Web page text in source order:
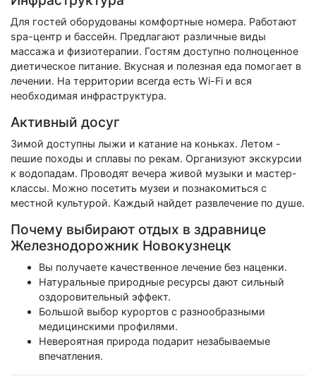
Для гостей оборудованы комфортные номера. Работают
spa-центр и бассейн. Предлагают различные виды
массажа и физиотерапии. Гостям доступно полноценное
диетическое питание. Вкусная и полезная еда помогает в
лечении. На территории всегда есть Wi-Fi и вся
необходимая инфраструктура.
Активный досуг
Зимой доступны лыжи и катание на коньках. Летом -
пешие походы и сплавы по рекам. Организуют экскурсии
к водопадам. Проводят вечера живой музыки и мастер-
классы. Можно посетить музеи и познакомиться с
местной культурой. Каждый найдет развлечение по душе.
Почему выбирают отдых в здравнице
Железнодорожник Новокузнецк
Вы получаете качественное лечение без наценки.
Натуральные природные ресурсы дают сильный
оздоровительный эффект.
Большой выбор курортов с разнообразными
медицинскими профилями.
Невероятная природа подарит незабываемые
впечатления.